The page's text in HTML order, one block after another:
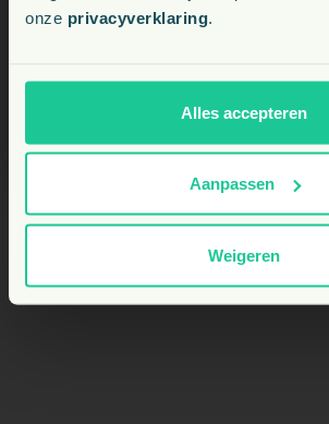
onze privacyverklaring
Alles accepteren
Aanpassen
Weigeren
NL